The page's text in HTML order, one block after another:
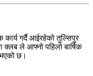
कार्य गर्दै आईरहेको तुल्सिपुर
क्लब ले आफ्नो पहिलो बार्षिक
छ।